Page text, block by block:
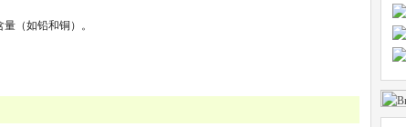
（如铅和铜）。